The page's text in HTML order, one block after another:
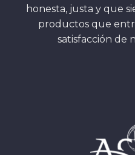
honesta, justa y que
productos que
satisfacción de